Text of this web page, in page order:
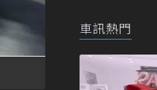
車訊熱門